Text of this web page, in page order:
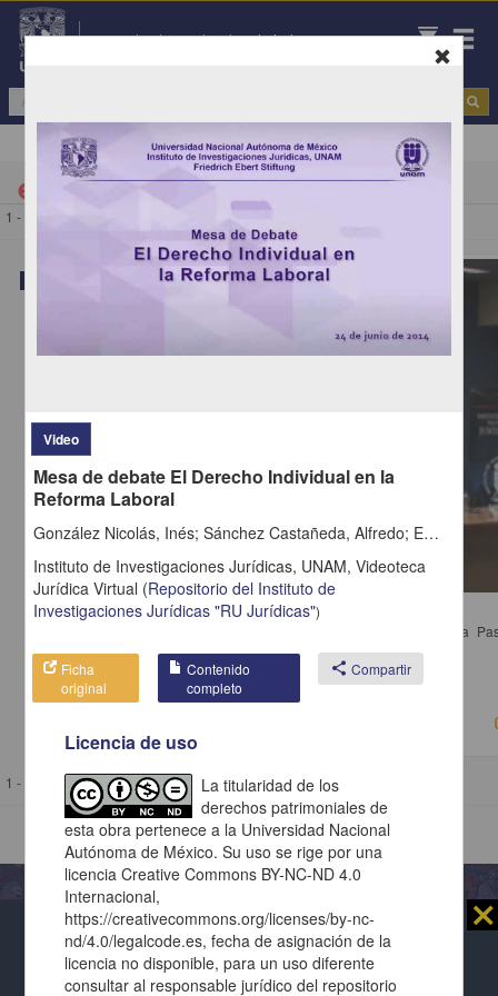
Al usar este repositorio estás aceptando sus
términos y condiciones de uso , y te obligas a
⨯
Repositorio Institucional de la UNAM
cancel Mesa de debate
1 - 1 de
Mesa de discusión Recorte al Gasto Público 2015
Ríos Granados, Gabriela; Vásquez Colmenares, Pedro; Foncerrada
Instituto de Investigaciones Jurídicas, UNAM
2015-03-05
Ciencias Sociales y Económicas
1 - 1 de 1 resultados
Repositorio Institucional de la
Universidad Nacional Autónoma de México
Video
Mesa de debate El Derecho Individual en la
Reforma Laboral
González Nicolás, Inés; Sánchez Castañeda, Alfredo; Esqueda Llanes, Claudia; Flores Villicana, Quetziquel; Barba García, Héctor
Instituto de Investigaciones Jurídicas, UNAM, Videoteca
Jurídica Virtual (Repositorio del Instituto de
Investigaciones Jurídicas "RU Jurídicas")
Ficha
original
Contenido
completo
share Compartir
Licencia de uso
La titularidad de los
derechos patrimoniales de
esta obra pertenece a la Universidad Nacional
Autónoma de México. Su uso se rige por una
licencia Creative Commons BY-NC-ND 4.0
Internacional,
https://creativecommons.org/licenses/by-nc-
nd/4.0/legalcode.es, fecha de asignación de la
licencia no disponible, para un uso diferente
consultar al responsable jurídico del repositorio